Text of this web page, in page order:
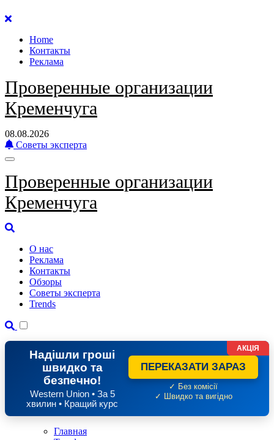
Перейти
содержанию
Home
Контакты
Реклама
Проверенные организации
Кременчуга
08.08.2026
Советы эксперта
Проверенные организации
Кременчуга
О нас
Реклама
Контакты
Обзоры
Советы эксперта
Trends
Надішли гроші
швидко та
безпечно!
Western Union • За 5
хвилин • Кращий курс
ПЕРЕКАЗАТИ ЗАРАЗ
✓ Без комісії
✓ Швидко та вигідно
АКЦІЯ
Главная